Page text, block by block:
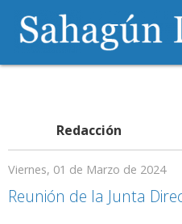
Redacción
Viernes, 01 de Marzo de 2024
Reunión de la Junta